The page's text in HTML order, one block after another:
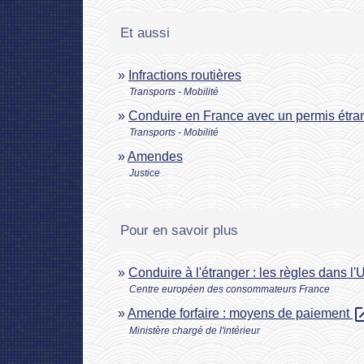
Et aussi
Infractions routières
Transports - Mobilité
Conduire en France avec un permis
Transports - Mobilité
Amendes
Justice
Pour en savoir plus
Conduire à l'étranger : les règles dans
Centre européen des consommateurs France
Amende forfaire : moyens de paiement
Ministère chargé de l'intérieur